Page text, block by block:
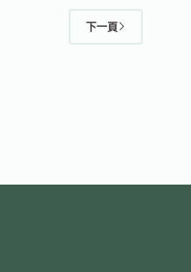
下一頁